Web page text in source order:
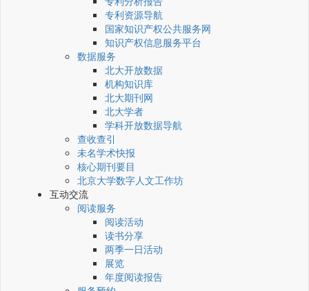
专利资源导航
国家知识产权公共服务网
知识产权信息服务平台
数据服务
北大开放数据
机构知识库
北大期刊网
北大学者
学科开放数据导航
查收查引
未名学术快报
核心期刊要目
北京大学数字人文工作坊
互动交流
阅读服务
阅读活动
读书分享
两季一日活动
展览
年度阅读报告